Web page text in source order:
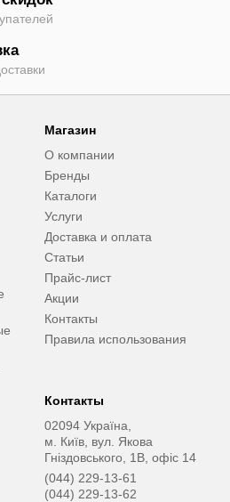
Магазин
О компании
Бренды
Каталоги
Услуги
Доставка и оплата
Статьи
Прайс-лист
Акции
Контакты
Правила использования
Контакты
02094 Україна,
м. Київ, вул. Якова
Гніздовського, 1В, офіс 14
(044) 229-13-61
(044) 229-13-62